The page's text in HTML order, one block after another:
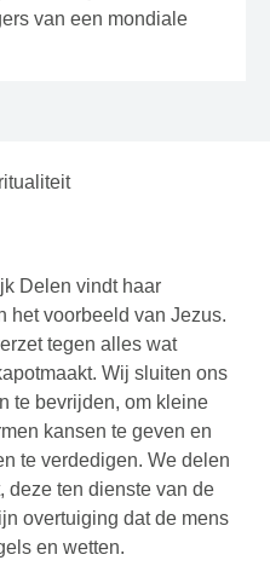
van een mondiale
Delen vindt haar
het voorbeeld van Jezus.
tegen alles wat
Wij sluiten ons
te bevrijden, om kleine
kansen te geven en
te verdedigen. We delen
deze ten dienste van de
overtuiging dat de mens
en wetten.